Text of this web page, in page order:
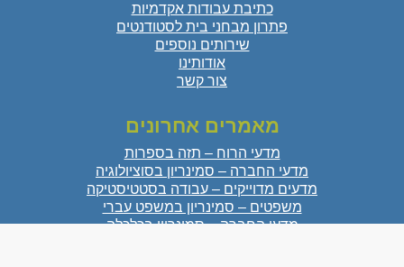
כתיבת עבודות אקדמיות
פתרון מבחני בית לסטודנטים
שירותים נוספים
אודותינו
צור קשר
מאמרים אחרונים
מדעי הרוח – תזה בספרות
מדעי החברה – סמינריון בסוציולוגיה
מדעים מדוייקים – עבודה בסטטיסטיקה
משפטים – סמינריון במשפט עברי
מדעי החברה – סמינריון בכלכלה